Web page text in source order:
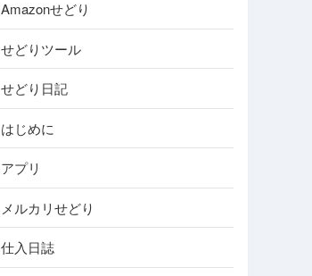
Amazonせどり
せどりツール
せどり日記
はじめに
アプリ
メルカリせどり
仕入日誌